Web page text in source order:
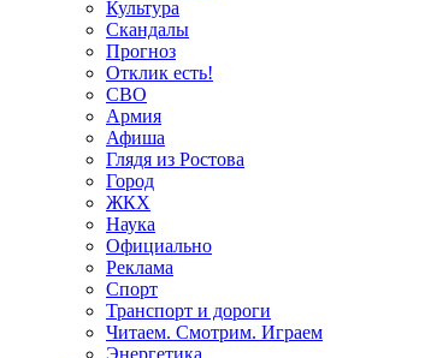
Культура
Скандалы
Прогноз
Отклик есть!
СВО
Армия
Афиша
Глядя из Ростова
Город
ЖКХ
Наука
Официально
Реклама
Спорт
Транспорт и дороги
Читаем. Смотрим. Играем
Энергетика